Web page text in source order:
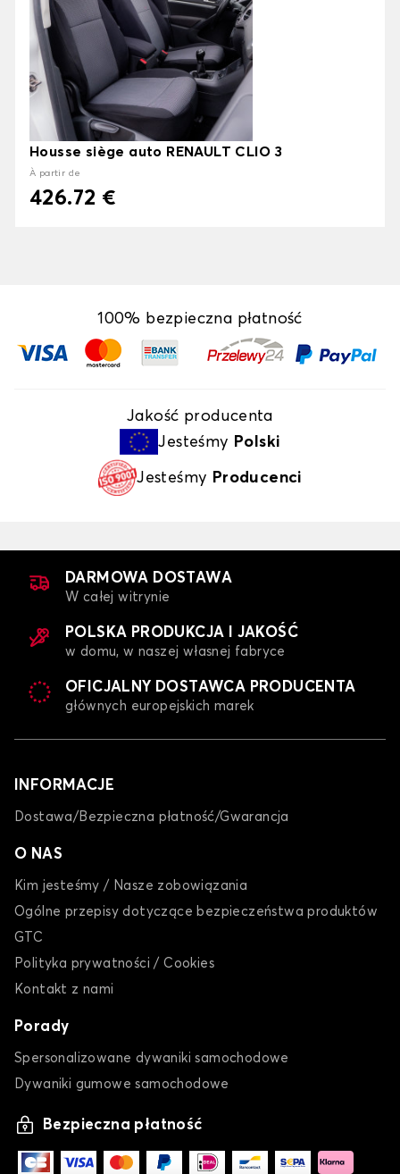
Housse siège auto RENAULT CLIO 3
À partir de
426.72 €
100% bezpieczna płatność
Jakość producenta
Jesteśmy Polski
Jesteśmy Producenci
DARMOWA DOSTAWA
W całej witrynie
POLSKA PRODUKCJA I JAKOŚĆ
w domu, w naszej własnej fabryce
OFICJALNY DOSTAWCA PRODUCENTA
głównych europejskich marek
INFORMACJE
Dostawa/Bezpieczna płatność/Gwarancja
O NAS
Kim jesteśmy / Nasze zobowiązania
Ogólne przepisy dotyczące bezpieczeństwa produktów
GTC
Polityka prywatności / Cookies
Kontakt z nami
Porady
Spersonalizowane dywaniki samochodowe
Dywaniki gumowe samochodowe
Bezpieczna płatność